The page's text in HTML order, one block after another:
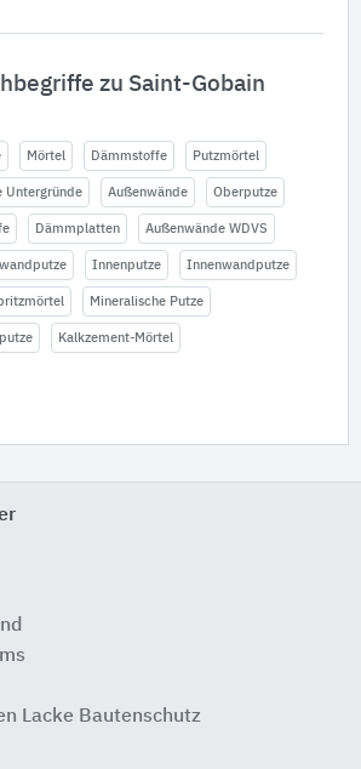
zu Saint-Gobain
Mörtel Dämmstoffe Putzmörtel
Untergründe Außenwände Oberputze
Dämmplatten Außenwände WDVS
Innenputze Innenwandputze
Mineralische Putze
Kalkzement-Mörtel
Lacke Bautenschutz